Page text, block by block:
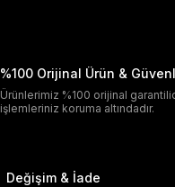
%100 Orijinal Ürün &
Ürünlerimiz %100 orijinal
işlemleriniz koruma altındadır.
Değişim & İade